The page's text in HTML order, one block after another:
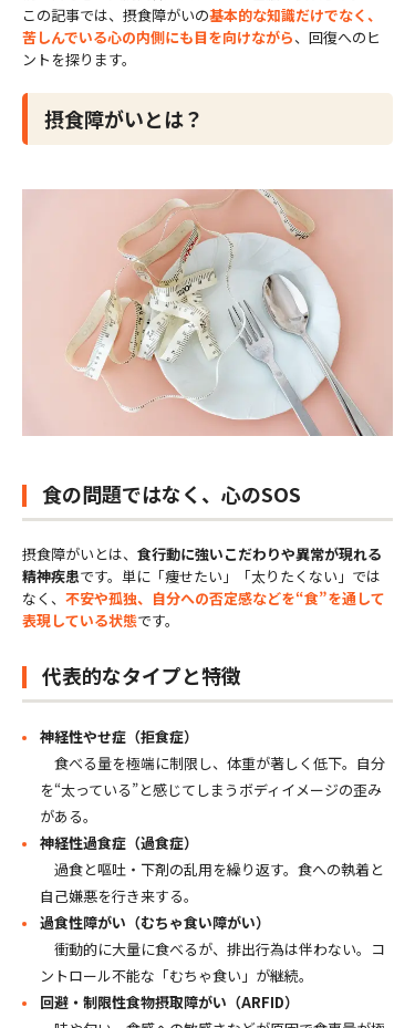
この記事では、摂食障がいの基本的な知識だけでなく、
苦しんでいる心の内側にも目を向けながら、回復へのヒ
ントを探ります。
摂食障がいとは？
食の問題ではなく、心のSOS
摂食障がいとは、 食行動に強いこだわりや異常が現れる
精神疾患です。単に「痩せたい」「太りたくない」では
なく、 不安や孤独、自分への否定感などを“食”を通して
表現している状態です。
代表的なタイプと特徴
神経性やせ症（拒食症）
食べる量を極端に制限し、体重が著しく低下。自分
を“太っている”と感じてしまうボディイメージの歪み
がある。
神経性過食症（過食症）
過食と嘔吐・下剤の乱用を繰り返す。食への執着と
自己嫌悪を行き来する。
過食性障がい（むちゃ食い障がい）
衝動的に大量に食べるが、排出行為は伴わない。コ
ントロール不能な「むちゃ食い」が継続。
回避・制限性食物摂取障がい（ARFID）